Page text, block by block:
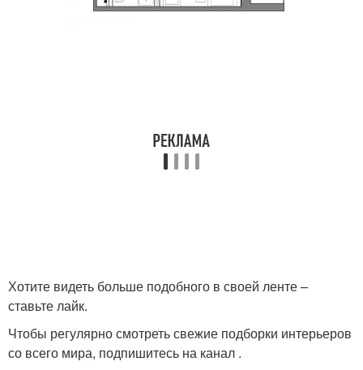
Хотите видеть больше подобного в своей ленте –
ставьте лайк.
Чтобы регулярно смотреть свежие подборки интерьеров
со всего мира, подпишитесь на канал .